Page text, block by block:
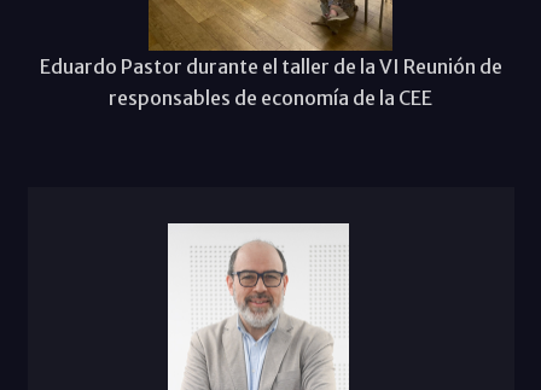
Eduardo Pastor durante el taller de la VI Reunión de
responsables de economía de la CEE